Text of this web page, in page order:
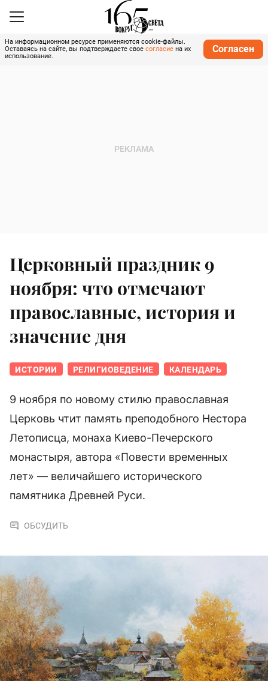
На информационном ресурсе применяются cookie-файлы.
Оставаясь на сайте, вы подтверждаете свое согласие на их
использование.
Согласен
Церковный праздник 9
ноября: что отмечают
православные, история и
значение дня
ИСТОРИИ РЕЛИГИОВЕДЕНИЕ КАЛЕНДАРЬ
9 ноября по новому стилю православная
Церковь чтит память преподобного Нестора
Летописца, монаха Киево-Печерского
монастыря, автора «Повести временных
лет» — величайшего исторического
памятника Древней Руси.
ОБСУДИТЬ